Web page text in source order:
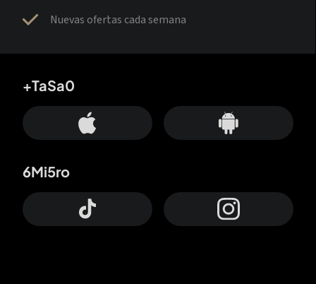
Nuevas ofertas cada semana
+TaSa0
6Mi5ro